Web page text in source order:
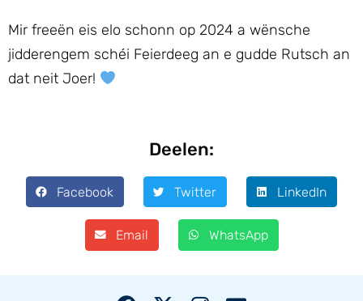
Mir freeën eis elo schonn op 2024 a wënsche
jidderengem schéi Feierdeeg an e gudde Rutsch an
dat neit Joer!
Deelen:
Facebook Twitter LinkedIn
Email WhatsApp